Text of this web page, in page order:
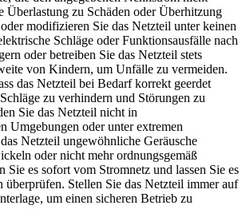
Überlastung zu Schäden oder Überhitzung
modifizieren Sie das Netzteil unter keinen
Schläge oder Funktionsausfälle nach
oder betreiben Sie das Netzteil stets
von Kindern, um Unfälle zu vermeiden.
das Netzteil bei Bedarf korrekt geerdet
zu verhindern und Störungen zu
Sie das Netzteil nicht in
Umgebungen oder unter extremen
Netzteil ungewöhnliche Geräusche
oder nicht mehr ordnungsgemäß
Sie es sofort vom Stromnetz und lassen Sie es
überprüfen. Stellen Sie das Netzteil immer auf
um einen sicheren Betrieb zu